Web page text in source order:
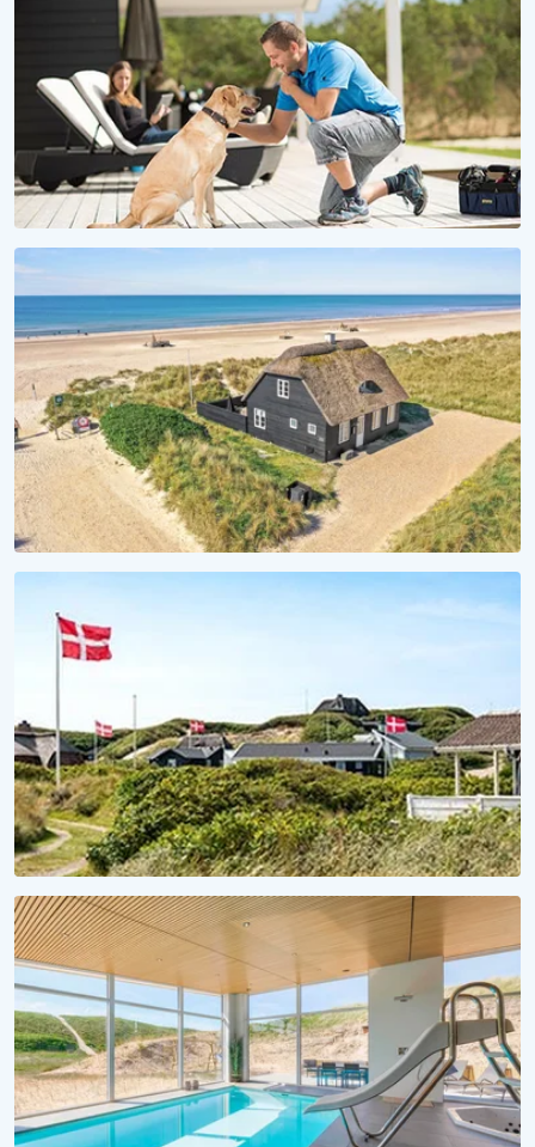
VOV, HVOR ER DET SMUKT HER!
Sommerhuse med hund tilladt
Vågn op til lyden af bølger
Se vores sommerhuse ved vandet
FERIESÆSON 2027
Et hav af forventningsglæde
Lej sommerhus til 2027 nu!